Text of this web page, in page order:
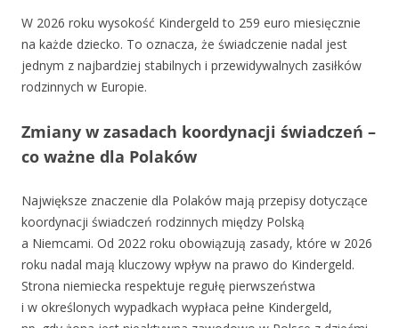
W 2026 roku wysokość Kindergeld to 259 euro miesięcznie
na każde dziecko. To oznacza, że świadczenie nadal jest
jednym z najbardziej stabilnych i przewidywalnych zasiłków
rodzinnych w Europie.
Zmiany w zasadach koordynacji świadczeń –
co ważne dla Polaków
Największe znaczenie dla Polaków mają przepisy dotyczące
koordynacji świadczeń rodzinnych między Polską
a Niemcami. Od 2022 roku obowiązują zasady, które w 2026
roku nadal mają kluczowy wpływ na prawo do Kindergeld.
Strona niemiecka respektuje regułę pierwszeństwa
i w określonych wypadkach wypłaca pełne Kindergeld,